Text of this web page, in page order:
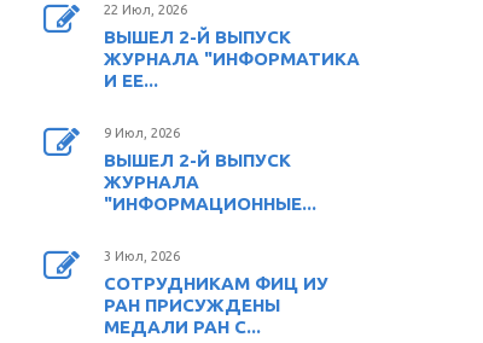
22 Июл, 2026
ВЫШЕЛ 2-Й ВЫПУСК
ЖУРНАЛА "ИНФОРМАТИКА
И ЕЕ...
9 Июл, 2026
ВЫШЕЛ 2-Й ВЫПУСК
ЖУРНАЛА
"ИНФОРМАЦИОННЫЕ...
3 Июл, 2026
СОТРУДНИКАМ ФИЦ ИУ
РАН ПРИСУЖДЕНЫ
МЕДАЛИ РАН С...